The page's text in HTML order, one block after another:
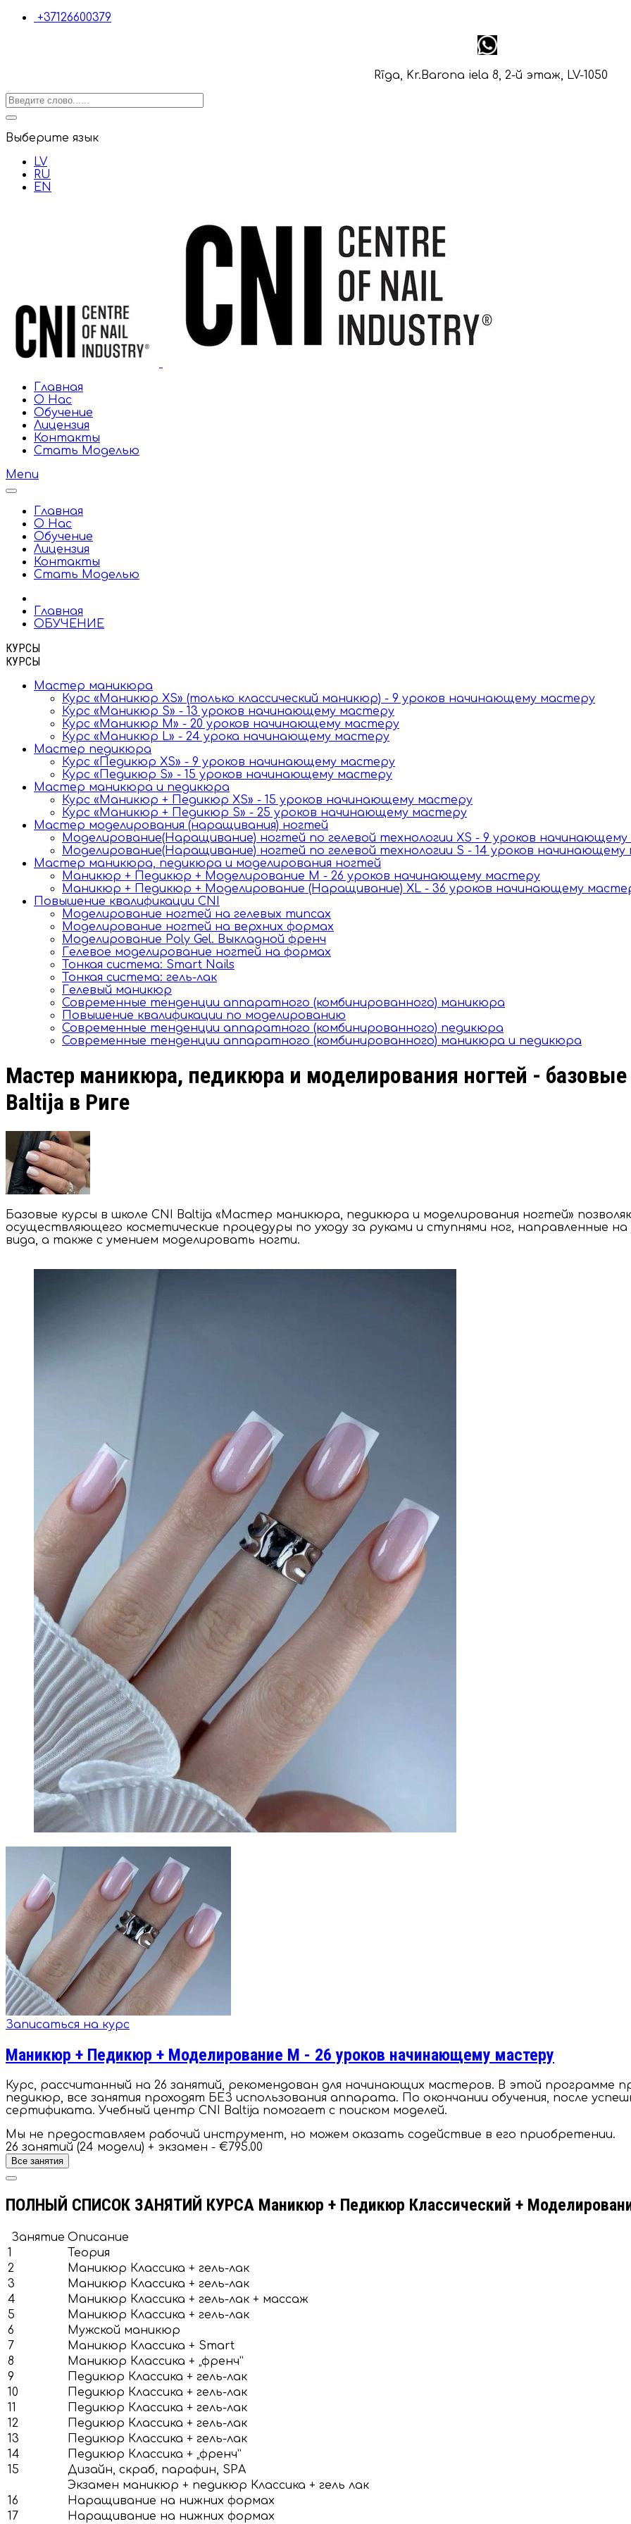
+37126600379
Rīga, Kr.Barona iela 8, 2-й этаж, LV-1050
Выберите язык
LV
RU
EN
Главная
О Нас
Обучение
Лицензия
Контакты
Стать Моделью
Menu
Главная
О Нас
Обучение
Лицензия
Контакты
Стать Моделью
Главная
ОБУЧЕНИЕ
КУРСЫ
КУРСЫ
Мастер маникюра
Курс «Маникюр XS» (только классический маникюр) - 9 уроков начинающему мастеру
Курс «Маникюр S» - 13 уроков начинающему мастеру
Курс «Маникюр M» - 20 уроков начинающему мастеру
Курс «Маникюр L» - 24 урока начинающему мастеру
Мастер педикюра
Курс «Педикюр XS» - 9 уроков начинающему мастеру
Курс «Педикюр S» - 15 уроков начинающему мастеру
Мастер маникюра и педикюра
Курс «Маникюр + Педикюр XS» - 15 уроков начинающему мастеру
Курс «Маникюр + Педикюр S» - 25 уроков начинающему мастеру
Мастер моделирования (наращивания) ногтей
Моделирование(Наращивание) ногтей по гелевой технологии XS - 9 уроков
Моделирование(Наращивание) ногтей по гелевой технологии S - 14 уроков начинающему
Мастер маникюра, педикюра и моделирования ногтей
Маникюр + Педикюр + Моделирование М - 26 уроков начинающему мастеру
Маникюр + Педикюр + Моделирование (Наращивание) XL - 36 уроков начинающему
Повышение квалификации CNI
Моделирование ногтей на гелевых типсах
Моделирование ногтей на верхних формах
Моделирование Poly Gel. Выкладной френч
Гелевое моделирование ногтей на формах
Тонкая система: Smart Nails
Тонкая система: гель-лак
Гелевый маникюр
Современные тенденции аппаратного (комбинированного) маникюра
Повышение квалификации по моделированию
Современные тенденции аппаратного (комбинированного) педикюра
Современные тенденции аппаратного (комбинированного) маникюра и педикюра
Мастер маникюра, педикюра и моделирования ногтей -
Baltija в Риге
Базовые курсы в школе CNI Baltija «Мастер маникюра, педикюра и моделирования ногтей»
осуществляющего косметические процедуры по уходу за руками и ступнями ног, направленные на
вида, а также с умением моделировать ногти.
Записаться на курс
Маникюр + Педикюр + Моделирование М - 26 уроков начинающему мастеру
Курс, рассчитанный на 26 занятий, рекомендован для начинающих мастеров. В этой программе
педикюр, все занятия проходят БЕЗ использования аппарата. По окончании обучения, после
сертификата. Учебный центр CNI Baltija помогает с поиском моделей.
Мы не предоставляем рабочий инструмент, но можем оказать содействие в его приобретении.
26 занятий (24 модели) + экзамен - €795.00
Все занятия
ПОЛНЫЙ СПИСОК ЗАНЯТИЙ КУРСА Маникюр + Педикюр Классический +
Занятие Описание
1
Теория
2
Маникюр Классика + гель-лак
3
Маникюр Классика + гель-лак
4
Маникюр Классика + гель-лак + массаж
5
Маникюр Классика + гель-лак
6
Мужской маникюр
7
Маникюр Классика + Smart
8
Маникюр Классика + „френч”
9
Педикюр Классика + гель-лак
10
Педикюр Классика + гель-лак
11
Педикюр Классика + гель-лак
12
Педикюр Классика + гель-лак
13
Педикюр Классика + гель-лак
14
Педикюр Классика + „френч”
15
Дизайн, скраб, парафин, SPA
Экзамен маникюр + педикюр Классика + гель лак
16
Наращивание на нижних формах
17
Наращивание на нижних формах